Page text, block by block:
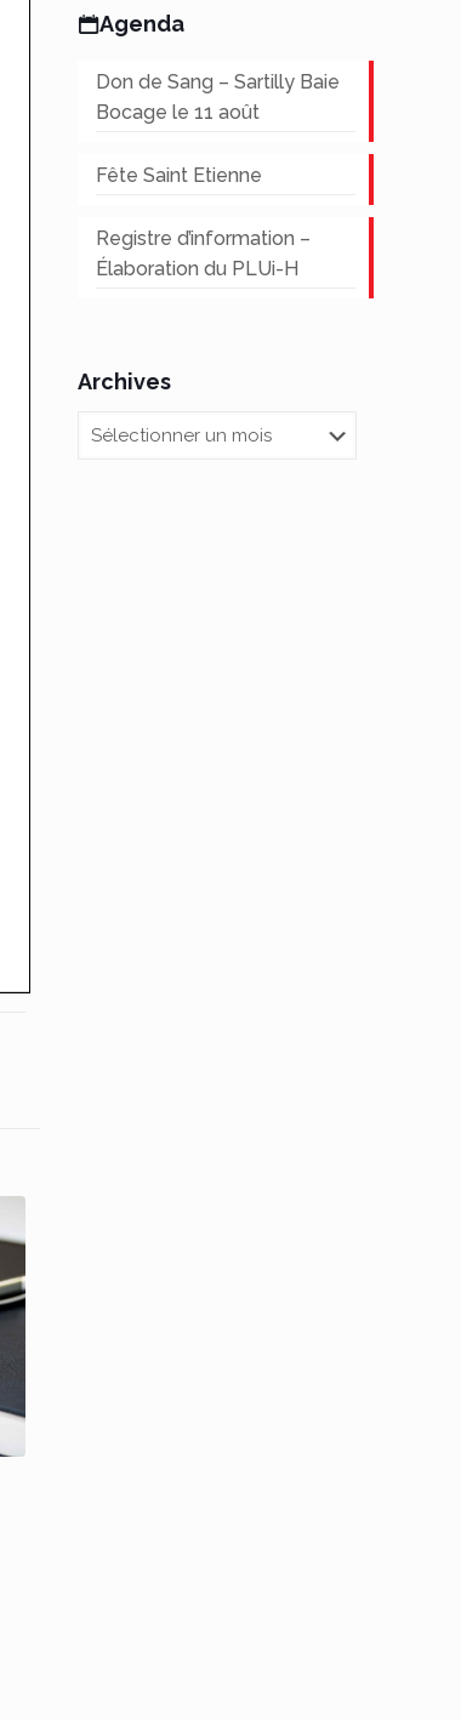
Agenda
Don de Sang – Sartilly Baie
Bocage le 11 août
Fête Saint Etienne
Registre d’information –
Élaboration du PLUi-H
Archives
Archives